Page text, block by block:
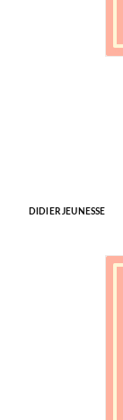
DIDIER JEUNESSE